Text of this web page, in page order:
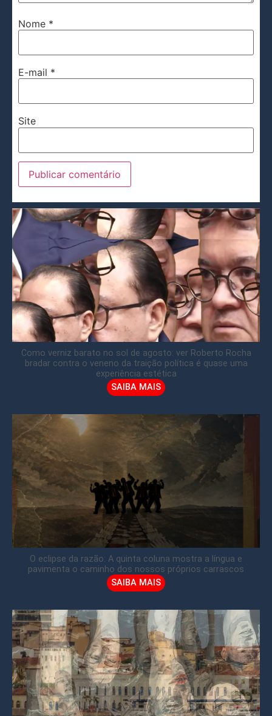
Nome *
E-mail *
Site
Como verniz barato no sol de agosto: ver Roberto Rocha
bradar contra o veneno da traição política é quase uma
experiência estética
SAIBA MAIS
O eclipse da razão: A quinta coluna mostra a língua e
pavimenta o caminho dos nossos próprios carrascos
SAIBA MAIS